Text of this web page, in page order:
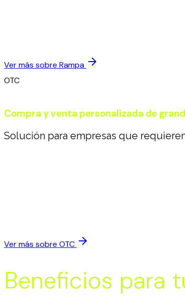
Operación 100% digital y transparente
Ver más sobre Rampa
OTC
Compra y venta personalizada de
Solución para empresas que
Atención especializada para operaciones
Ver más sobre OTC
Beneficios para